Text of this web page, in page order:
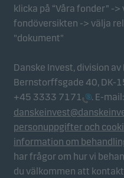
klicka på “Våra fonder” -
fondöversikten -> välja
"dokument"
Danske Invest, division av
Bernstorffsgade 40, DK-
+45 3333 7171
. E-mail:
personuppgifter och
information om
har frågor om hur vi
du välkommen att
beteende så att vi kan
innehåll.